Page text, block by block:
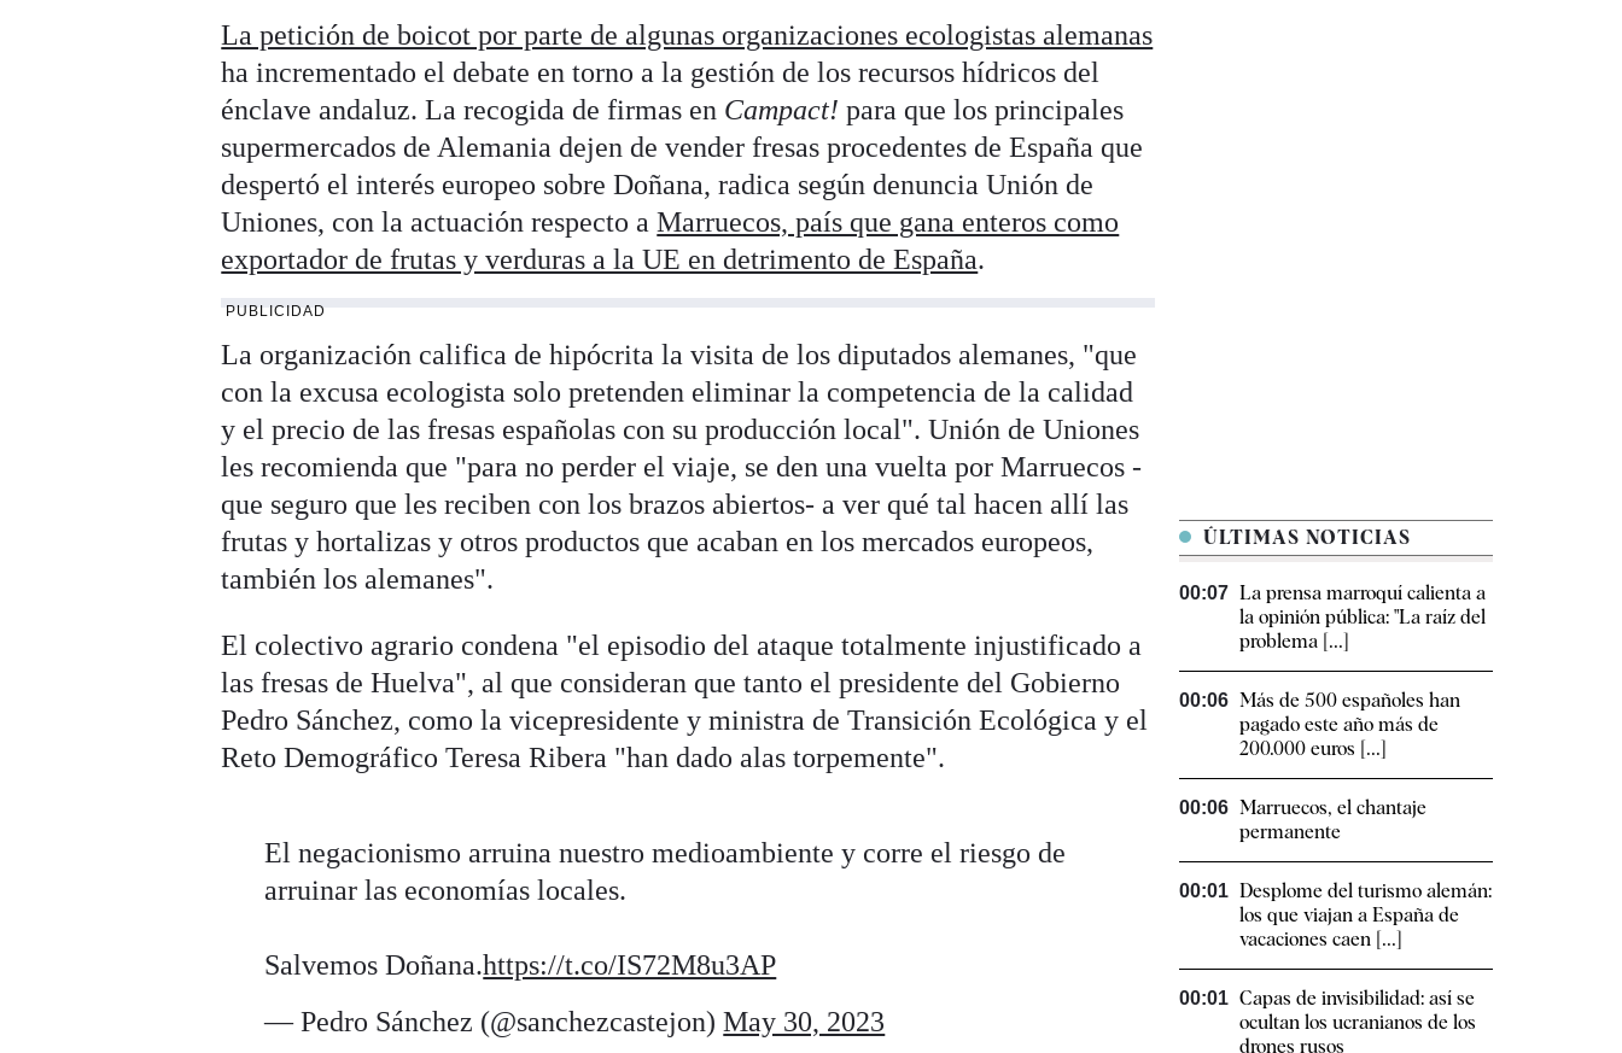
La petición de boicot por parte de algunas organizaciones ecologistas alemanas
ha incrementado el debate en torno a la gestión de los recursos hídricos del
énclave andaluz. La recogida de firmas en Campact! para que los principales
supermercados de Alemania dejen de vender fresas procedentes de España que
despertó el interés europeo sobre Doñana, radica según denuncia Unión de
Uniones, con la actuación respecto aMarruecos, país que gana enteros como
exportador de frutas y verduras a la UE en detrimento de España.
PUBLICIDAD
La organización califica de hipócrita la visita de los diputados alemanes, "que
con la excusa ecologista solo pretenden eliminar la competencia de la calidad
y el precio de las fresas españolas con su producción local". Unión de Uniones
les recomienda que "para no perder el viaje, se den una vuelta por Marruecos -
que seguro que les reciben con los brazos abiertos- a ver qué tal hacen allí las
frutas y hortalizas y otros productos que acaban en los mercados europeos,
también los alemanes".
El colectivo agrario condena "el episodio del ataque totalmente injustificado a
las fresas de Huelva", al que consideran que tanto el presidente del Gobierno
Pedro Sánchez, como la vicepresidente y ministra de Transición Ecológica y el
Reto Demográfico Teresa Ribera "han dado alas torpemente".
El negacionismo arruina nuestro medioambiente y corre el riesgo de
arruinar las economías locales.
Salvemos Doñana.https://t.co/IS72M8u3AP
— Pedro Sánchez (@sanchezcastejon)May 30, 2023
ÚLTIMAS NOTICIAS
00:07 La prensa marroquí calienta a
la opinión pública: "La raíz del
problema [...]
00:06 Más de 500 españoles han
pagado este año más de
200.000 euros [...]
00:06 Marruecos, el chantaje
permanente
00:01 Desplome del turismo alemán:
los que viajan a España de
vacaciones caen [...]
00:01 Capas de invisibilidad: así se
ocultan los ucranianos de los
drones rusos